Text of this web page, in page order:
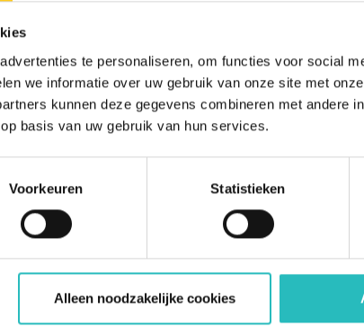
te personaliseren, om functies voor social
we informatie over uw gebruik van onze site met
kunnen deze gegevens combineren met andere
basis van uw gebruik van hun services.
Voorkeuren Statistieken
Alleen noodzakelijke cookies
materiaalstromen kan recyclen. Samen met
zich niet alleen in de data, maar kijken ook
er wordt afgevoerd en wat dit in
daadwerkelijk in de bakken zit.”Dat zie je pas
verbeteringen en financiële
de plexiglazen ramen van de Boeing 737 en
vrijkomt van vliegtuigstoelen en hoe we zo
proberen we de stromen aan te
het verleden naar bepaalde stromen gekeken
is namelijk dat de materialen die vrij komen erg
hoeveelheid heeft om in de standaard
een paar 100 kilo per vliegtuig, dat is bijna
kleine afvalstromen. Juist met die kleine